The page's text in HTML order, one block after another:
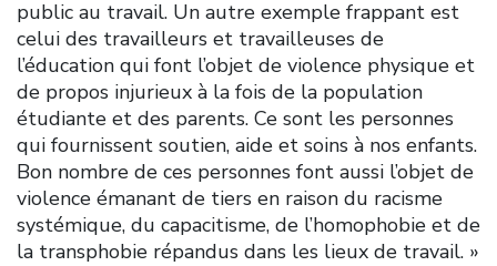
public au travail. Un autre exemple frappant est
celui des travailleurs et travailleuses de
l’éducation qui font l’objet de violence physique et
de propos injurieux à la fois de la population
étudiante et des parents. Ce sont les personnes
qui fournissent soutien, aide et soins à nos enfants.
Bon nombre de ces personnes font aussi l’objet de
violence émanant de tiers en raison du racisme
systémique, du capacitisme, de l’homophobie et de
la transphobie répandus dans les lieux de travail. »